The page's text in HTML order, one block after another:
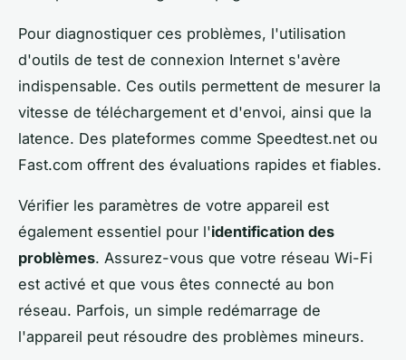
Pour diagnostiquer ces problèmes, l'utilisation
d'outils de test de connexion Internet s'avère
indispensable. Ces outils permettent de mesurer la
vitesse de téléchargement et d'envoi, ainsi que la
latence. Des plateformes comme Speedtest.net ou
Fast.com offrent des évaluations rapides et fiables.
Vérifier les paramètres de votre appareil est
également essentiel pour l'identification des
problèmes. Assurez-vous que votre réseau Wi-Fi
est activé et que vous êtes connecté au bon
réseau. Parfois, un simple redémarrage de
l'appareil peut résoudre des problèmes mineurs.